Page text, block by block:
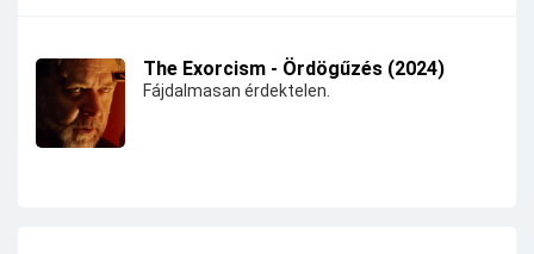
The Exorcism - Ördögűzés (2024)
Fájdalmasan érdektelen.